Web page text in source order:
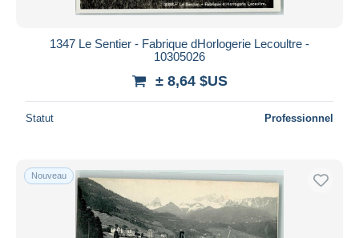
1347 Le Sentier - Fabrique dHorlogerie Lecoultre -
10305026
± 8,64 $US
Statut Professionnel
Nouveau